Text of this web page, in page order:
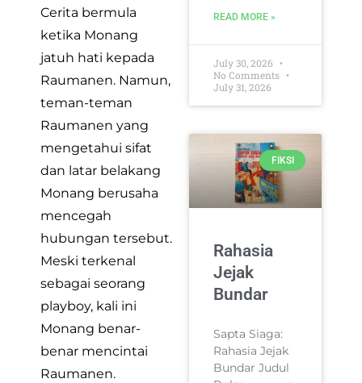
Cerita bermula
ketika Monang
jatuh hati kepada
Raumanen. Namun,
teman-teman
Raumanen yang
mengetahui sifat
dan latar belakang
Monang berusaha
mencegah
hubungan tersebut.
Meski terkenal
sebagai seorang
playboy, kali ini
Monang benar-
benar mencintai
Raumanen.
READ MORE »
July 30, 2026
No Comments
July 31, 2026
FIKSI
Rahasia
Jejak
Bundar
Sapta Siaga:
Rahasia Jejak
Bundar Judul